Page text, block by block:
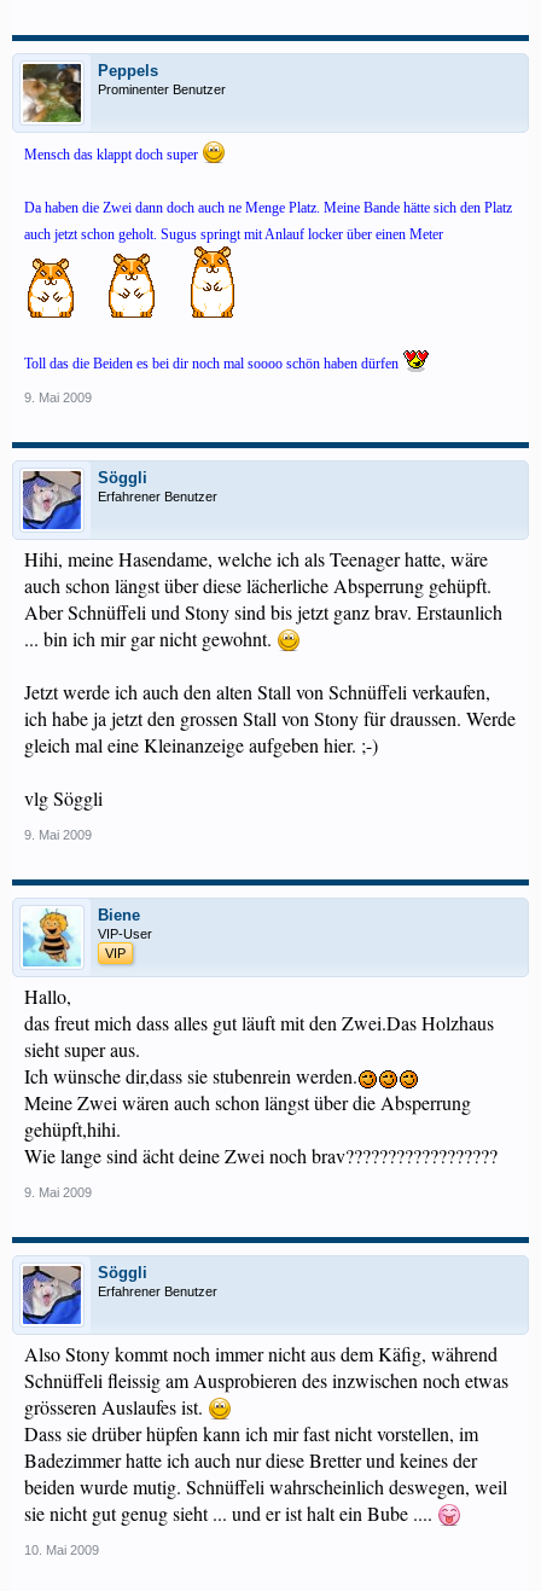
Peppels
Prominenter Benutzer
Mensch das klappt doch super
Da haben die Zwei dann doch auch ne Menge Platz. Meine Bande hätte sich den Platz
auch jetzt schon geholt. Sugus springt mit Anlauf locker über einen Meter
Toll das die Beiden es bei dir noch mal soooo schön haben dürfen
9. Mai 2009
Söggli
Erfahrener Benutzer
Hihi, meine Hasendame, welche ich als Teenager hatte, wäre
auch schon längst über diese lächerliche Absperrung gehüpft.
Aber Schnüffeli und Stony sind bis jetzt ganz brav. Erstaunlich
... bin ich mir gar nicht gewohnt.
Jetzt werde ich auch den alten Stall von Schnüffeli verkaufen,
ich habe ja jetzt den grossen Stall von Stony für draussen. Werde
gleich mal eine Kleinanzeige aufgeben hier. ;-)
vlg Söggli
9. Mai 2009
Biene
VIP-User
VIP
Hallo,
das freut mich dass alles gut läuft mit den Zwei.Das Holzhaus
sieht super aus.
Ich wünsche dir,dass sie stubenrein werden.
Meine Zwei wären auch schon längst über die Absperrung
gehüpft,hihi.
Wie lange sind ächt deine Zwei noch brav??????????????????
9. Mai 2009
Söggli
Erfahrener Benutzer
Also Stony kommt noch immer nicht aus dem Käfig, während
Schnüffeli fleissig am Ausprobieren des inzwischen noch etwas
grösseren Auslaufes ist.
Dass sie drüber hüpfen kann ich mir fast nicht vorstellen, im
Badezimmer hatte ich auch nur diese Bretter und keines der
beiden wurde mutig. Schnüffeli wahrscheinlich deswegen, weil
sie nicht gut genug sieht ... und er ist halt ein Bube ....
10. Mai 2009